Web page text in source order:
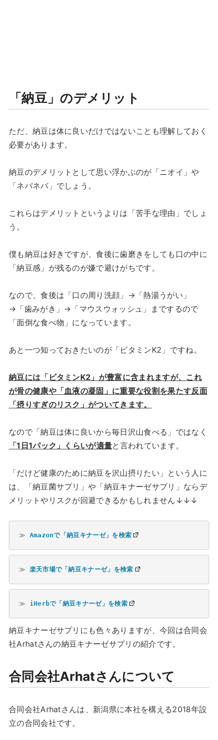
「納豆」のデメリット
ただ、納豆は体に良いだけではないことも理解しておく
必要があります。
納豆のデメリットとして思い浮かぶのが「ニオイ」や
「ネバネバ」でしょう。
これらはデメリットというよりは「苦手な理由」でしょ
う。
僕も納豆は好きですが、食後に歯磨きをしても口の中に
「納豆感」が残るのが嫌で避けがちです。
なので、食後は「口の周り洗顔」→「熱湯うがい」
→「歯みがき」→「マウスウォッシュ」までするので
「面倒な食べ物」になっています。
あと一つ知っておきたいのが「ビタミンK2」ですね。
納豆には「ビタミンK2」が豊富に含まれますが、これ
が骨の健康や「血液の凝固」に重要な役割を果たす反面
「摂りすぎのリスク」がついてきます。
なので「納豆は体に良いから毎日沢山食べる」ではなく
「1日1パック」くらいが適量と言われています。
「だけど健康のために納豆を沢山摂りたい」という人に
は、「納豆菌サプリ」や「納豆キナーゼサプリ」ならデ
メリットやリスクが回避できるかもしれません↓↓↓
≫ Amazonで「納豆キナーゼ」を検索
≫ 楽天市場で「納豆キナーゼ」を検索
≫ iHerbで「納豆キナーゼ」を検索
納豆キナーゼサプリにも色々ありますが、今回は合同会
社Arhatさんの納豆キナーゼサプリの紹介です。
合同会社Arhatさんについて
合同会社Arhatさんは、新潟県に本社を構える2018年設
立の合同会社です。